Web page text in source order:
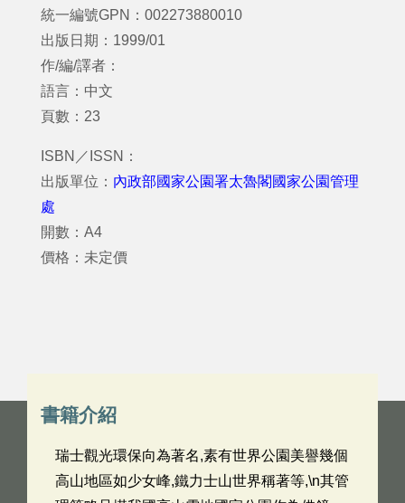
統一編號GPN：002273880010
出版日期：1999/01
作/編/譯者：
語言：中文
頁數：23
ISBN／ISSN：
出版單位： 內政部國家公園署太魯閣國家公園管理
處
開數：A4
價格：未定價
書籍介紹
瑞士觀光環保向為著名,素有世界公園美譽幾個
高山地區如少女峰,鐵力士山世界稱著等,\n其管